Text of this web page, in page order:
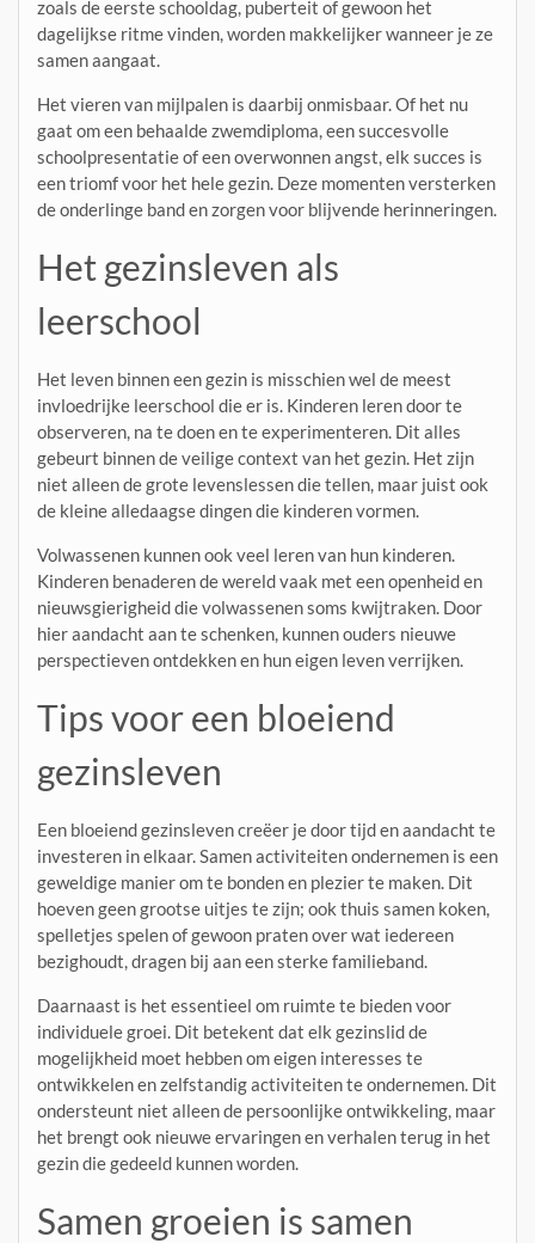
zoals de eerste schooldag, puberteit of gewoon het
dagelijkse ritme vinden, worden makkelijker wanneer je ze
samen aangaat.
Het vieren van mijlpalen is daarbij onmisbaar. Of het nu
gaat om een behaalde zwemdiploma, een succesvolle
schoolpresentatie of een overwonnen angst, elk succes is
een triomf voor het hele gezin. Deze momenten versterken
de onderlinge band en zorgen voor blijvende herinneringen.
Het gezinsleven als
leerschool
Het leven binnen een gezin is misschien wel de meest
invloedrijke leerschool die er is. Kinderen leren door te
observeren, na te doen en te experimenteren. Dit alles
gebeurt binnen de veilige context van het gezin. Het zijn
niet alleen de grote levenslessen die tellen, maar juist ook
de kleine alledaagse dingen die kinderen vormen.
Volwassenen kunnen ook veel leren van hun kinderen.
Kinderen benaderen de wereld vaak met een openheid en
nieuwsgierigheid die volwassenen soms kwijtraken. Door
hier aandacht aan te schenken, kunnen ouders nieuwe
perspectieven ontdekken en hun eigen leven verrijken.
Tips voor een bloeiend
gezinsleven
Een bloeiend gezinsleven creëer je door tijd en aandacht te
investeren in elkaar. Samen activiteiten ondernemen is een
geweldige manier om te bonden en plezier te maken. Dit
hoeven geen grootse uitjes te zijn; ook thuis samen koken,
spelletjes spelen of gewoon praten over wat iedereen
bezighoudt, dragen bij aan een sterke familieband.
Daarnaast is het essentieel om ruimte te bieden voor
individuele groei. Dit betekent dat elk gezinslid de
mogelijkheid moet hebben om eigen interesses te
ontwikkelen en zelfstandig activiteiten te ondernemen. Dit
ondersteunt niet alleen de persoonlijke ontwikkeling, maar
het brengt ook nieuwe ervaringen en verhalen terug in het
gezin die gedeeld kunnen worden.
Samen groeien is samen